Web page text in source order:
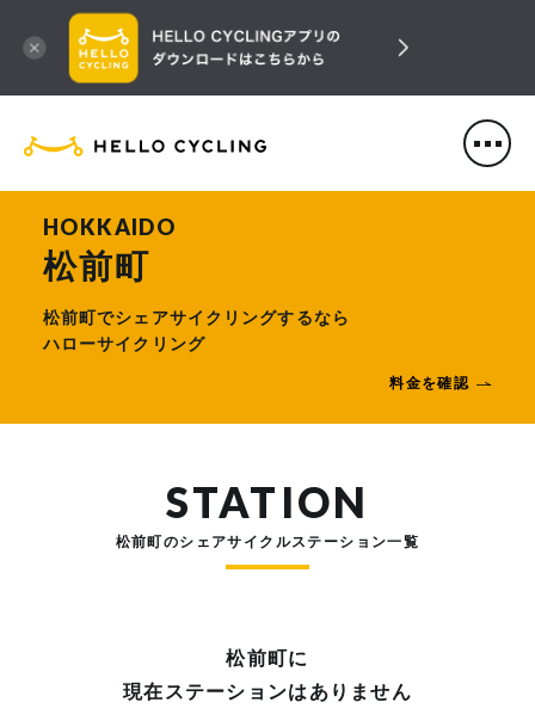
HELLO CYCLING（ハローサ
HOKKAIDO
松前町
松前町でシェアサイクリングするなら
ハローサイクリング
料金を確認
STATION
松前町のシェアサイクルステーション一覧
松前町に
現在ステーションはありません